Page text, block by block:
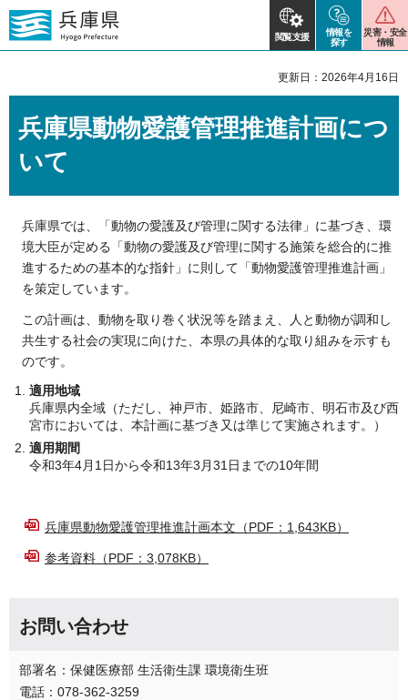
閲覧支援
情報を
探す
災害・安全
情報
更新日：2026年4月16日
兵庫県動物愛護管理推進計画につ
いて
兵庫県では、「動物の愛護及び管理に関する法律」に基づき、環
境大臣が定める「動物の愛護及び管理に関する施策を総合的に推
進するための基本的な指針」に則して「動物愛護管理推進計画」
を策定しています。
この計画は、動物を取り巻く状況等を踏まえ、人と動物が調和し
共生する社会の実現に向けた、本県の具体的な取り組みを示すも
のです。
適用地域
兵庫県内全域（ただし、神戸市、姫路市、尼崎市、明石市及び西
宮市においては、本計画に基づき又は準じて実施されます。）
適用期間
令和3年4月1日から令和13年3月31日までの10年間
兵庫県動物愛護管理推進計画本文（PDF：1,643KB）
参考資料（PDF：3,078KB）
お問い合わせ
部署名：保健医療部 生活衛生課 環境衛生班
電話：078-362-3259